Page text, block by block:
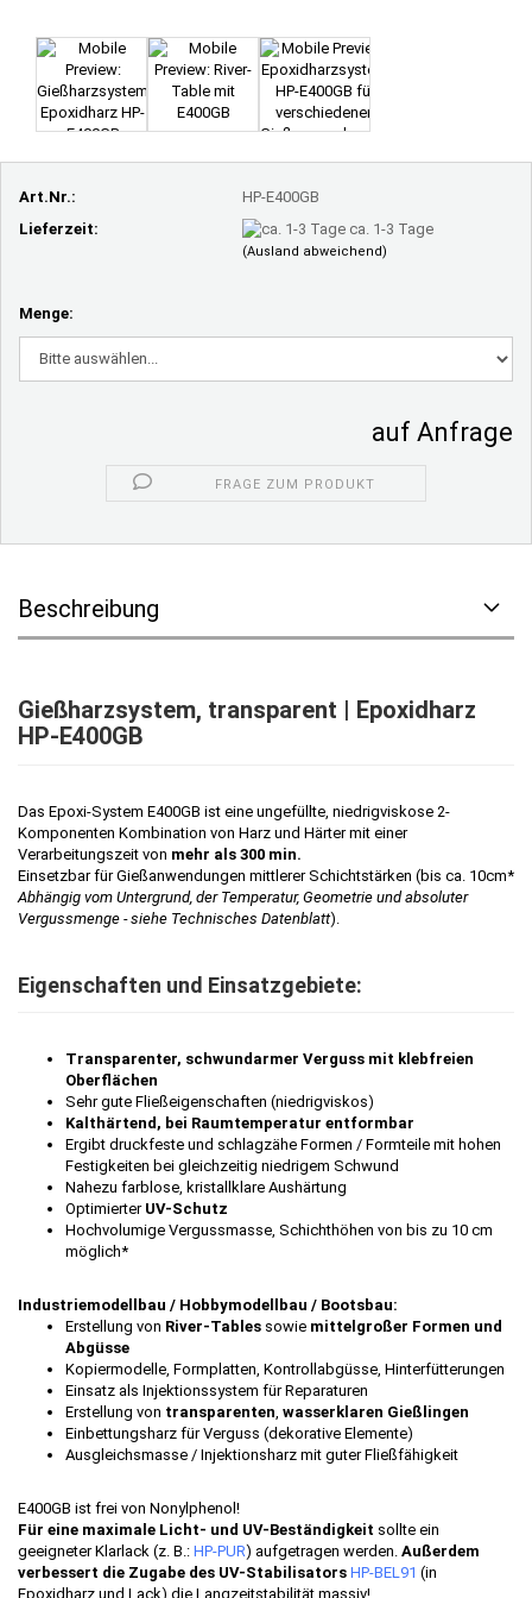
Art.Nr.:
HP-E400GB
Lieferzeit:
ca. 1-3 Tage
(Ausland abweichend)
Menge:
auf Anfrage
FRAGE ZUM PRODUKT
Beschreibung
Gießharzsystem, transparent | Epoxidharz
HP-E400GB
Das Epoxi-System E400GB ist eine ungefüllte, niedrigviskose 2-
Komponenten Kombination von Harz und Härter mit einer
Verarbeitungszeit von mehr als 300 min.
Einsetzbar für Gießanwendungen mittlerer Schichtstärken (bis ca. 10cm*
Abhängig vom Untergrund, der Temperatur, Geometrie und absoluter
Vergussmenge - siehe Technisches Datenblatt).
Eigenschaften und Einsatzgebiete:
Transparenter, schwundarmer Verguss mit klebfreien
Oberflächen
Sehr gute Fließeigenschaften (niedrigviskos)
Kalthärtend, bei Raumtemperatur entformbar
Ergibt druckfeste und schlagzähe Formen / Formteile mit hohen
Festigkeiten bei gleichzeitig niedrigem Schwund
Nahezu farblose, kristallklare Aushärtung
OptimierterUV-Schutz
Hochvolumige Vergussmasse, Schichthöhen von bis zu 10 cm
möglich*
Industriemodellbau / Hobbymodellbau / Bootsbau:
Erstellung von River-Tables sowie mittelgroßer Formen und
Abgüsse
Kopiermodelle, Formplatten, Kontrollabgüsse, Hinterfütterungen
Einsatz als Injektionssystem für Reparaturen
Erstellung von transparenten wasserklaren Gießlingen
Einbettungsharz für Verguss (dekorative Elemente)
Ausgleichsmasse / Injektionsharz mit guter Fließfähigkeit
E400GB ist frei von Nonylphenol!
Für eine maximale Licht- und UV-Beständigkeit sollte ein
geeigneter Klarlack (z. B.: HP-PUR) aufgetragen werden. Außerdem
verbessert die Zugabe des UV-Stabilisators HP-BEL91 (in
Epoxidharz und Lack) die Langzeitstabilität massiv!